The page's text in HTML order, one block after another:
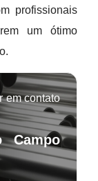
profissionais
um ótimo
em contato
Campo